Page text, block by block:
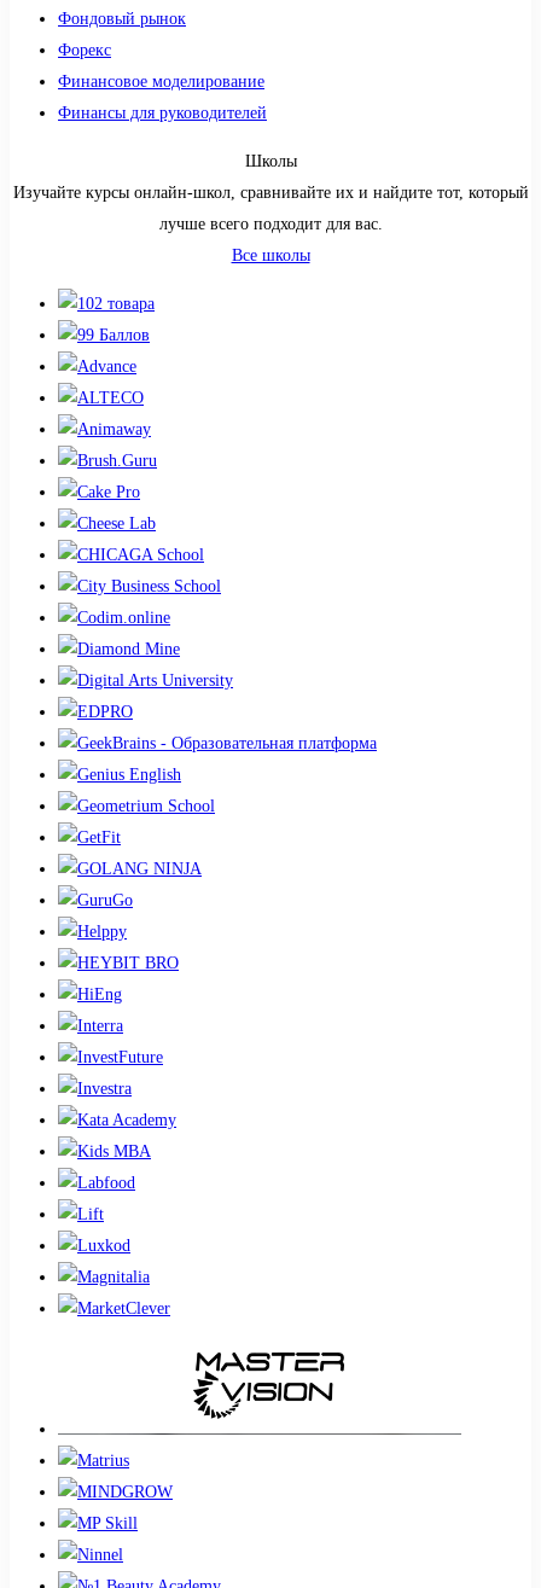
Фондовый рынок
Форекс
Финансовое моделирование
Финансы для руководителей
Школы
Изучайте курсы онлайн-школ, сравнивайте их и найдите тот, который
лучше всего подходит для вас.
Все школы